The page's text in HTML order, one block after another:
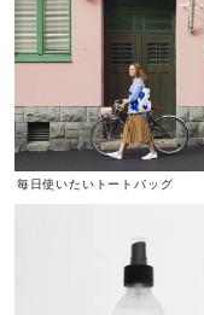
毎日使いたいトートバッグ